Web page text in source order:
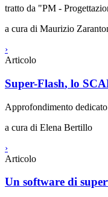
tratto da "PM -
a cura di Maurizio
›
Articolo
Super-Flash, lo
Approfondimento dedicato
a cura di Elena Bertillo
›
Articolo
Un software di